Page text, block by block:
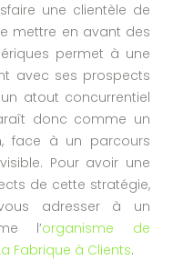
une clientèle de
mettre en avant des
permet à une
avec ses prospects
atout concurrentiel
donc comme un
face à un parcours
Pour avoir une
de cette stratégie,
adresser à un
l’organisme de
Fabrique à Clients.